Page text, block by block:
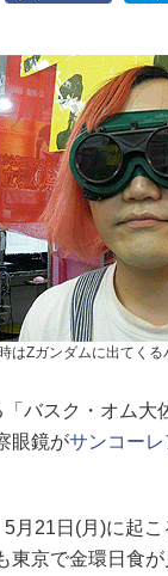
はZガンダムに出てくる
バスク・オム大
眼鏡がサンコー
月21日(月)に起
東京で金環日食